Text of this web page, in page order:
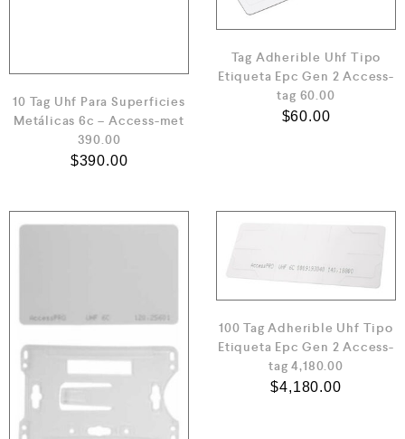
10 Tag Uhf Para Superficies
Metálicas 6c – Access-met
390.00
$390.00
Tag Adherible Uhf Tipo
Etiqueta Epc Gen 2 Access-
tag 60.00
$60.00
100 Tag Adherible Uhf Tipo
Etiqueta Epc Gen 2 Access-
tag 4,180.00
$4,180.00